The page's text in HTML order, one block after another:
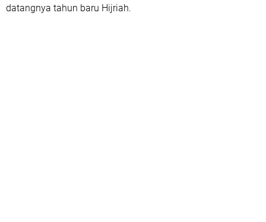
datangnya tahun baru Hijriah.